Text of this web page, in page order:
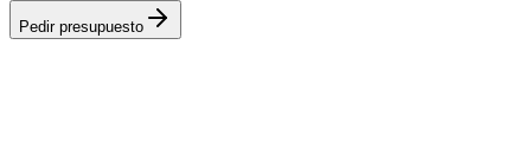
Pedir presupuesto